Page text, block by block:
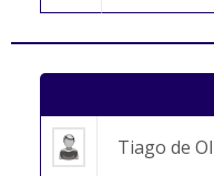
Tiago de